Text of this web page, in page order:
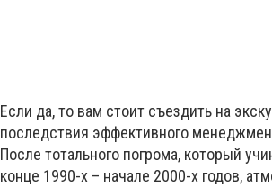
Если да, то вам стоит съездить на
последствия эффективного
После тотального погрома, который
конце 1990-х – начале 2000-х годов,